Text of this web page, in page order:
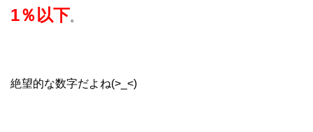
1％以下。
絶望的な数字だよね(>_<)